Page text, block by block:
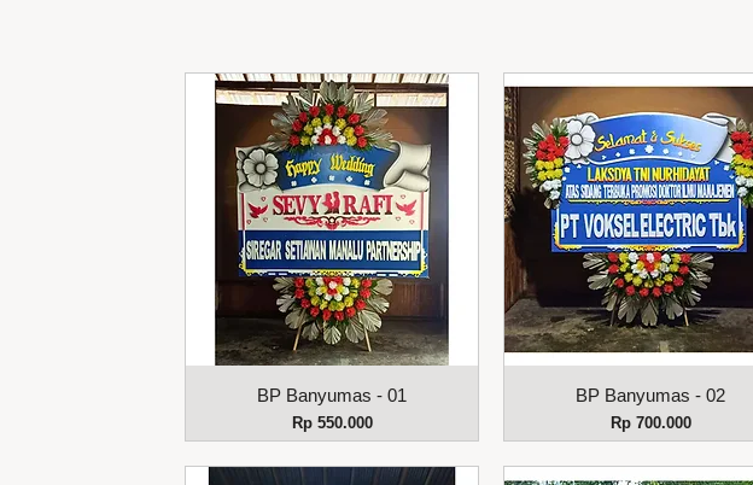
Tampilan Cepat
BP Banyumas - 01
Harga
Rp 550.000
Tampilan Cepat
BP Banyumas - 02
Harga
Rp 700.000